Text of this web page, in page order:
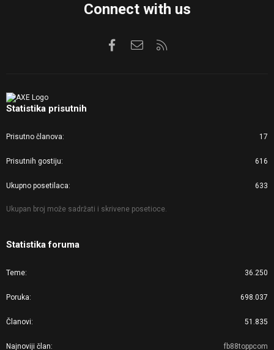
Connect with us
FacebookKontaktirajte nas
Statistika prisutnih
Prisutno članova 17
Prisutnih gostiju 616
Ukupno posetilaca 633
Ukupan broj može sadržati i skrivene posetioce.
Statistika foruma
Teme 36.250
Poruka 698.037
Članovi 51.835
Najnoviji član fb88toppcom